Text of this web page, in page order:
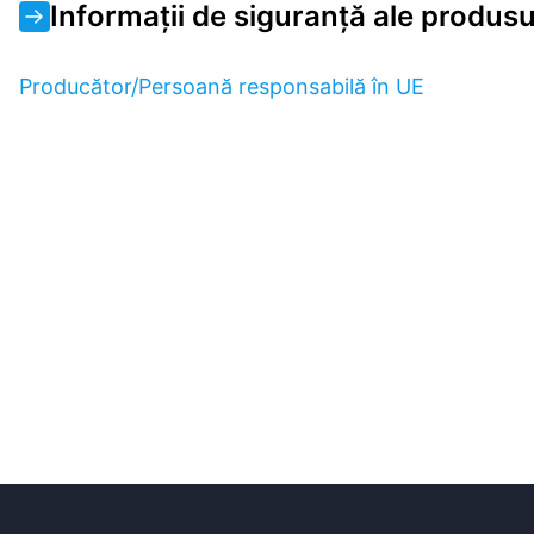
Informații de siguranță ale
Producător/Persoană responsabilă în UE